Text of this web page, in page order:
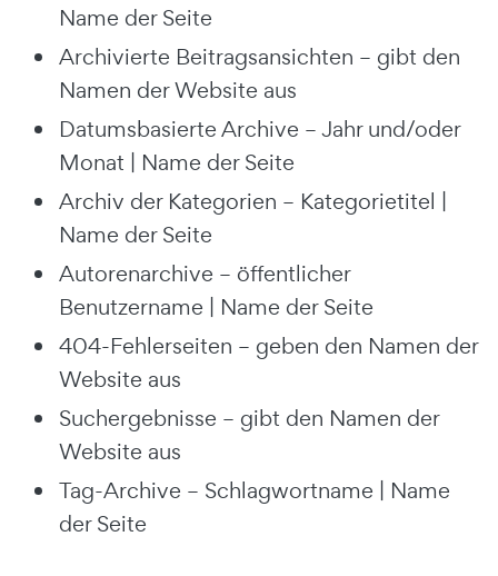
Name der Seite
Archivierte Beitragsansichten – gibt den
Namen der Website aus
Datumsbasierte Archive – Jahr und/oder
Monat | Name der Seite
Archiv der Kategorien – Kategorietitel |
Name der Seite
Autorenarchive – öffentlicher
Benutzername | Name der Seite
404-Fehlerseiten – geben den Namen der
Website aus
Suchergebnisse – gibt den Namen der
Website aus
Tag-Archive – Schlagwortname | Name
der Seite